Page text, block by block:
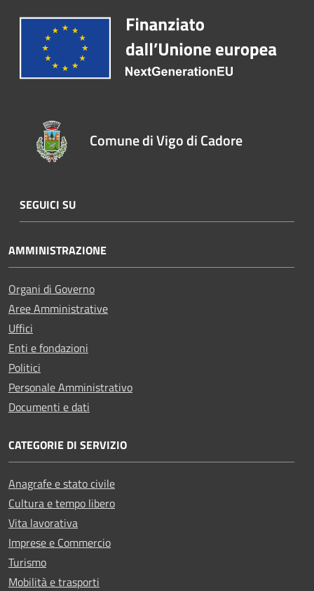
Comune di Vigo di Cadore
SEGUICI SU
AMMINISTRAZIONE
Organi di Governo
Aree Amministrative
Uffici
Enti e fondazioni
Politici
Personale Amministrativo
Documenti e dati
CATEGORIE DI SERVIZIO
Anagrafe e stato civile
Cultura e tempo libero
Vita lavorativa
Imprese e Commercio
Turismo
Mobilità e trasporti